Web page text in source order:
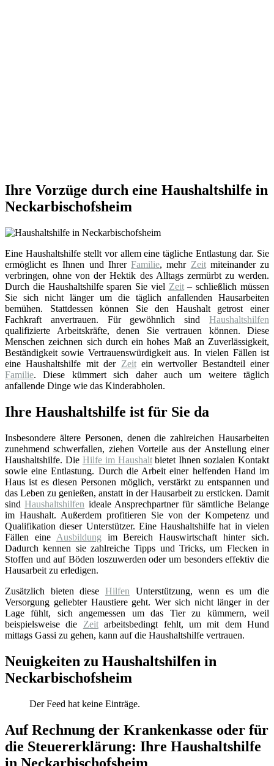
Ihre Vorzüge durch eine Haushaltshilfe in
Neckarbischofsheim
Eine Haushaltshilfe stellt vor allem eine tägliche Entlastung dar. Sie
ermöglicht es Ihnen und IhrerFamilie, mehr Zeitmiteinander zu
verbringen, ohne von der Hektik des Alltags zermürbt zu werden.
Durch die Haushaltshilfe sparen Sie viel Zeit– schließlich müssen
Sie sich nicht länger um die täglich anfallenden Hausarbeiten
bemühen. Stattdessen können Sie den Haushalt getrost einer
Fachkraft anvertrauen. Für gewöhnlich sind Haushaltshilfen
qualifizierte Arbeitskräfte, denen Sie vertrauen können. Diese
Menschen zeichnen sich durch ein hohes Maß an Zuverlässigkeit,
Beständigkeit sowie Vertrauenswürdigkeit aus. In vielen Fällen ist
eine Haushaltshilfe mit der Zeitein wertvoller Bestandteil einer
Familie. Diese kümmert sich daher auch um weitere täglich
anfallende Dinge wie das Kinderabholen.
Ihre Haushaltshilfe ist für Sie da
Insbesondere ältere Personen, denen die zahlreichen Hausarbeiten
zunehmend schwerfallen, ziehen Vorteile aus der Anstellung einer
Haushaltshilfe. Die Hilfe im Haushaltbietet Ihnen sozialen Kontakt
sowie eine Entlastung. Durch die Arbeit einer helfenden Hand im
Haus ist es diesen Personen möglich, verstärkt zu entspannen und
das Leben zu genießen, anstatt in der Hausarbeit zu ersticken. Damit
sindHaushaltshilfen ideale Ansprechpartner für sämtliche Belange
im Haushalt. Außerdem profitieren Sie von der Kompetenz und
Qualifikation dieser Unterstützer. Eine Haushaltshilfe hat in vielen
Fällen eine Ausbildung im Bereich Hauswirtschaft hinter sich.
Dadurch kennen sie zahlreiche Tipps und Tricks, um Flecken in
Stoffen und auf Böden loszuwerden oder um besonders effektiv die
Hausarbeit zu erledigen.
Zusätzlich bieten diese Hilfen Unterstützung, wenn es um die
Versorgung geliebter Haustiere geht. Wer sich nicht länger in der
Lage fühlt, sich angemessen um das Tier zu kümmern, weil
beispielsweise die Zeitarbeitsbedingt fehlt, um mit dem Hund
mittags Gassi zu gehen, kann auf die Haushaltshilfe vertrauen.
Neuigkeiten zu Haushaltshilfen in
Neckarbischofsheim
Der Feed hat keine Einträge.
Auf Rechnung der Krankenkasse oder für
die Steuererklärung: Ihre Haushaltshilfe
in Neckarbischofsheim